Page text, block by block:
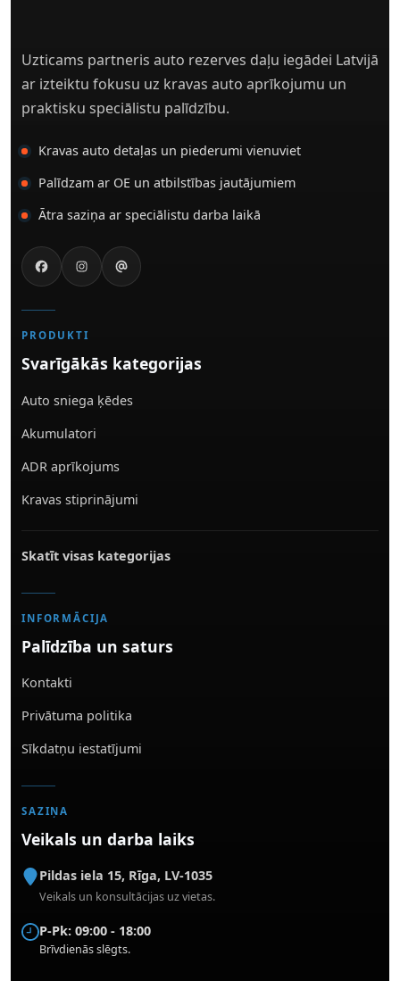
Uzticams partneris auto rezerves daļu iegādei Latvijā
ar izteiktu fokusu uz kravas auto aprīkojumu un
praktisku speciālistu palīdzību.
Kravas auto detaļas un piederumi vienuviet
Palīdzam ar OE un atbilstības jautājumiem
Ātra saziņa ar speciālistu darba laikā
PRODUKTI
Svarīgākās kategorijas
Auto sniega ķēdes
Akumulatori
ADR aprīkojums
Kravas stiprinājumi
Skatīt visas kategorijas
INFORMĀCIJA
Palīdzība un saturs
Kontakti
Privātuma politika
Sīkdatņu iestatījumi
SAZIŅA
Veikals un darba laiks
Pildas iela 15, Rīga, LV-1035
Veikals un konsultācijas uz vietas.
P-Pk: 09:00 - 18:00
Brīvdienās slēgts.